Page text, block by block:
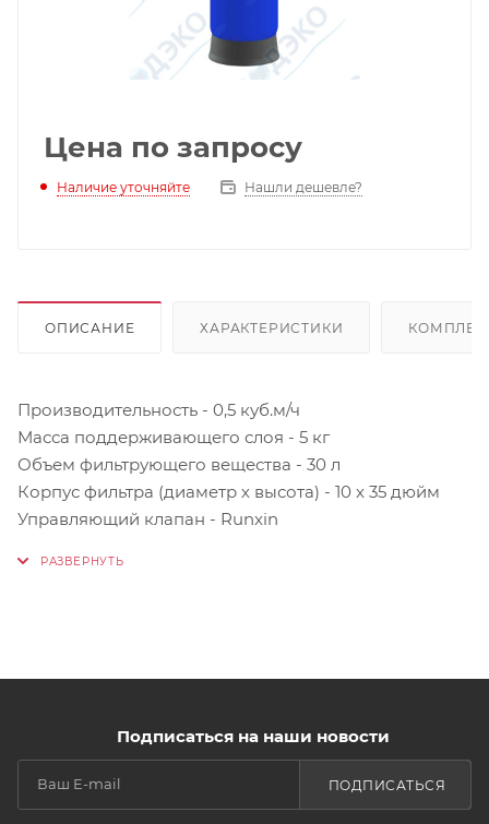
Цена по запросу
Наличие уточняйте Нашли дешевле?
ОПИСАНИЕ ХАРАКТЕРИСТИКИ
Производительность - 0,5 куб.м/ч
Масса поддерживающего слоя - 5 кг
Объем фильтрующего вещества - 30 л
Корпус фильтра (диаметр х высота) - 10 x 35 дюйм
Управляющий клапан - Runxin
Подписаться на наши новости
ПОДПИСАТЬСЯ